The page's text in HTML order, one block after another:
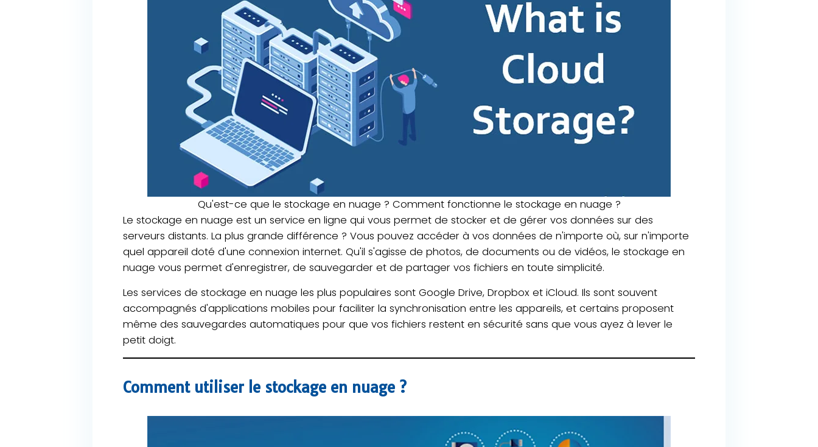
Qu'est-ce que le stockage en nuage ? Comment fonctionne le stockage en nuage ?
Le stockage en nuage est un service en ligne qui vous permet de stocker et de gérer vos données sur des
serveurs distants. La plus grande différence ? Vous pouvez accéder à vos données de n'importe où, sur n'importe
quel appareil doté d'une connexion internet. Qu'il s'agisse de photos, de documents ou de vidéos, le stockage en
nuage vous permet d'enregistrer, de sauvegarder et de partager vos fichiers en toute simplicité.
Les services de stockage en nuage les plus populaires sont Google Drive, Dropbox et iCloud. Ils sont souvent
accompagnés d'applications mobiles pour faciliter la synchronisation entre les appareils, et certains proposent
même des sauvegardes automatiques pour que vos fichiers restent en sécurité sans que vous ayez à lever le
petit doigt.
Comment utiliser le stockage en nuage ?